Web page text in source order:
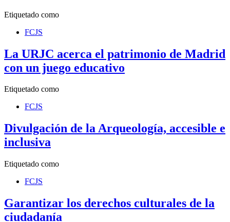
Etiquetado como
FCJS
La URJC acerca el patrimonio de Madrid
con un juego educativo
Etiquetado como
FCJS
Divulgación de la Arqueología, accesible e
inclusiva
Etiquetado como
FCJS
Garantizar los derechos culturales de la
ciudadanía